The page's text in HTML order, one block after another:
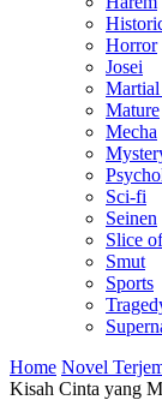
Horror
Josei
Mature
Mecha
Sci-fi
Seinen
Slice
Smut
Sports
Home Novel
Kisah Cinta yang